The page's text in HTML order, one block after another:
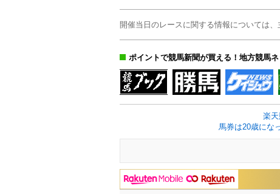
開催当日のレースに関する情報については、
ポイントで競馬新聞が買える！地方競馬
楽
馬券は20歳にな